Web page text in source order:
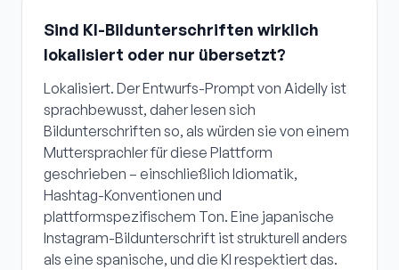
Sind KI-Bildunterschriften wirklich
lokalisiert oder nur übersetzt?
Lokalisiert. Der Entwurfs-Prompt von Aidelly ist
sprachbewusst, daher lesen sich
Bildunterschriften so, als würden sie von einem
Muttersprachler für diese Plattform
geschrieben – einschließlich Idiomatik,
Hashtag-Konventionen und
plattformspezifischem Ton. Eine japanische
Instagram-Bildunterschrift ist strukturell anders
als eine spanische, und die KI respektiert das.